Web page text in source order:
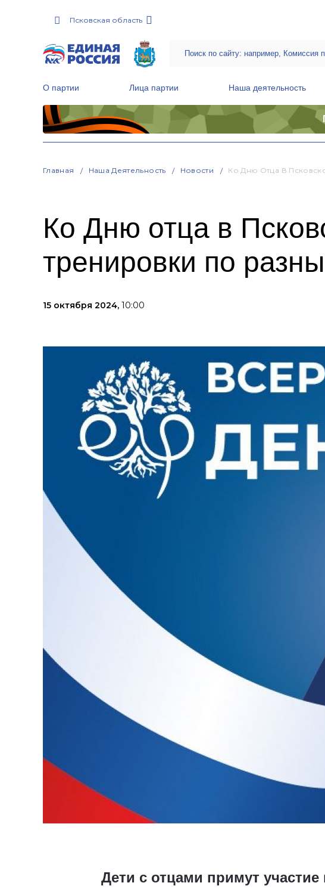
Псковская область
О партии Лица партии Наша деятельность
Главная Наша Деятельность Новости Ко Дню Отца В
Ко Дню отца в
тренировки по
15 октября 2024, 10:00
Дети с отцами примут